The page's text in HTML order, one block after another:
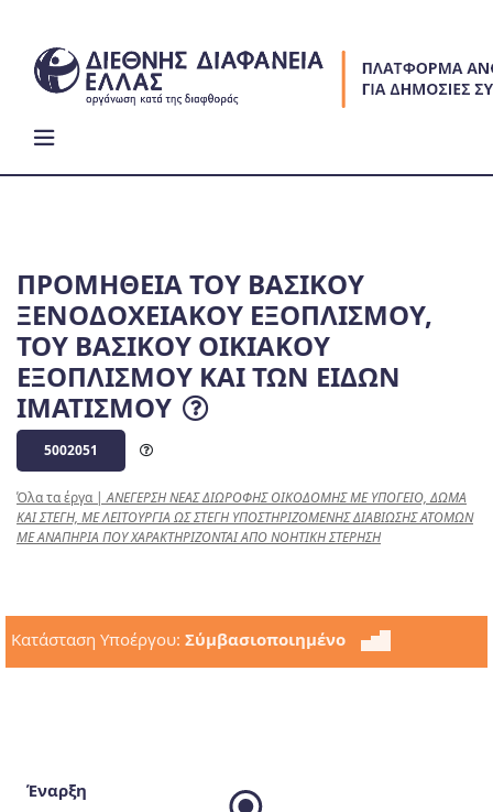
content
ΠΡΟΜΗΘΕΙΑ ΤΟΥ ΒΑΣΙΚΟΥ
ΞΕΝΟΔΟΧΕΙΑΚΟΥ ΕΞΟΠΛΙΣΜΟΥ,
ΤΟΥ ΒΑΣΙΚΟΥ ΟΙΚΙΑΚΟΥ
ΕΞΟΠΛΙΣΜΟΥ ΚΑΙ ΤΩΝ ΕΙΔΩΝ
ΙΜΑΤΙΣΜΟΥ
5002051
Όλα τα έργα|ΑΝΕΓΕΡΣΗ ΝΕΑΣ ΔΙΩΡΟΦΗΣ ΟΙΚΟΔΟΜΗΣ ΜΕ ΥΠΟΓΕΙΟ, ΔΩΜΑ
ΚΑΙ ΣΤΕΓΗ, ΜΕ ΛΕΙΤΟΥΡΓΙΑ ΩΣ ΣΤΕΓΗ ΥΠΟΣΤΗΡΙΖΟΜΕΝΗΣ ΔΙΑΒΙΩΣΗΣ ΑΤΟΜΩΝ
ΜΕ ΑΝΑΠΗΡΙΑ ΠΟΥ ΧΑΡΑΚΤΗΡΙΖΟΝΤΑΙ ΑΠΟ ΝΟΗΤΙΚΗ ΣΤΕΡΗΣΗ
Κατάσταση Υποέργου: Σύμβασιοποιημένο
Έναρξη